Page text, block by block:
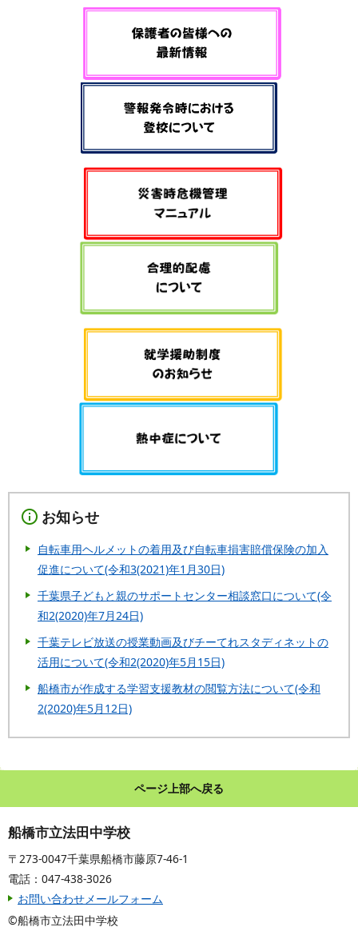
お知らせ
自転車用ヘルメットの着用及び自転車損害賠償保険の加入
促進について(令和3(2021)年1月30日)
千葉県子どもと親のサポートセンター相談窓口について(令
和2(2020)年7月24日)
千葉テレビ放送の授業動画及びチーてれスタディネットの
活用について(令和2(2020)年5月15日)
船橋市が作成する学習支援教材の閲覧方法について(令和
2(2020)年5月12日)
ページ上部へ戻る
船橋市立法田中学校
〒273-0047千葉県船橋市藤原7-46-1
電話：047-438-3026
お問い合わせメールフォーム
©船橋市立法田中学校